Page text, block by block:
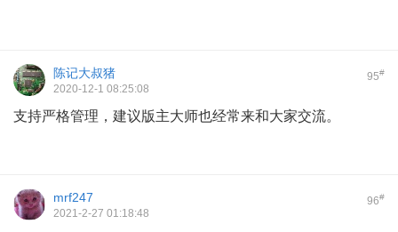
95#
陈记大叔猪
2020-12-1 08:25:08
支持严格管理，建议版主大师也经常来和大家交流。
96#
mrf247
2021-2-27 01:18:48